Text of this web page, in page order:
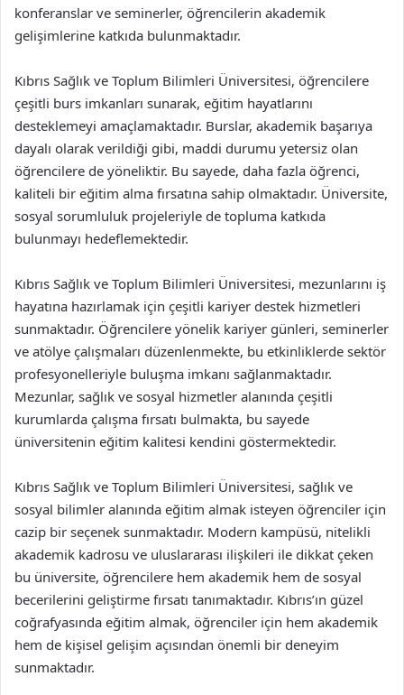
konferanslar ve seminerler, öğrencilerin akademik
gelişimlerine katkıda bulunmaktadır.
Kıbrıs Sağlık ve Toplum Bilimleri Üniversitesi, öğrencilere
çeşitli burs imkanları sunarak, eğitim hayatlarını
desteklemeyi amaçlamaktadır. Burslar, akademik başarıya
dayalı olarak verildiği gibi, maddi durumu yetersiz olan
öğrencilere de yöneliktir. Bu sayede, daha fazla öğrenci,
kaliteli bir eğitim alma fırsatına sahip olmaktadır. Üniversite,
sosyal sorumluluk projeleriyle de topluma katkıda
bulunmayı hedeflemektedir.
Kıbrıs Sağlık ve Toplum Bilimleri Üniversitesi, mezunlarını iş
hayatına hazırlamak için çeşitli kariyer destek hizmetleri
sunmaktadır. Öğrencilere yönelik kariyer günleri, seminerler
ve atölye çalışmaları düzenlenmekte, bu etkinliklerde sektör
profesyonelleriyle buluşma imkanı sağlanmaktadır.
Mezunlar, sağlık ve sosyal hizmetler alanında çeşitli
kurumlarda çalışma fırsatı bulmakta, bu sayede
üniversitenin eğitim kalitesi kendini göstermektedir.
Kıbrıs Sağlık ve Toplum Bilimleri Üniversitesi, sağlık ve
sosyal bilimler alanında eğitim almak isteyen öğrenciler için
cazip bir seçenek sunmaktadır. Modern kampüsü, nitelikli
akademik kadrosu ve uluslararası ilişkileri ile dikkat çeken
bu üniversite, öğrencilere hem akademik hem de sosyal
becerilerini geliştirme fırsatı tanımaktadır. Kıbrıs’ın güzel
coğrafyasında eğitim almak, öğrenciler için hem akademik
hem de kişisel gelişim açısından önemli bir deneyim
sunmaktadır.